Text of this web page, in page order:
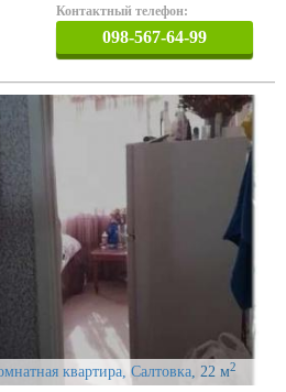
Контактный телефон:
098-567-64-99
квартира, Салтовка, 22 м2